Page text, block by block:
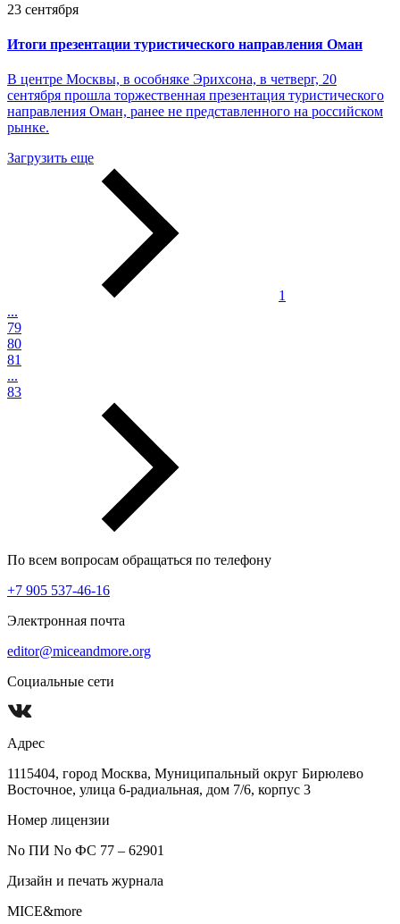
23 сентября
Итоги презентации туристического направления Оман
В центре Москвы, в особняке Эрихсона, в четверг, 20
сентября прошла торжественная презентация туристического
направления Оман, ранее не представленного на российском
рынке.
Загрузить еще
1
...
79
80
81
...
83
По всем вопросам обращаться по телефону
+7 905 537-46-16
Электронная почта
editor@miceandmore.org
Социальные сети
Адрес
1115404, город Москва, Муниципальный округ Бирюлево
Восточное, улица 6-радиальная, дом 7/6, корпус 3
Номер лицензии
No ПИ No ФС 77 – 62901
Дизайн и печать журнала
MICE&more